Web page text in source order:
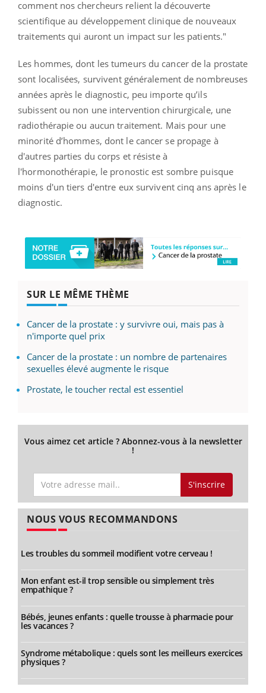
comment nos chercheurs relient la découverte
scientifique au développement clinique de nouveaux
traitements qui auront un impact sur les patients."
Les hommes, dont les tumeurs du cancer de la prostate
sont localisées, survivent généralement de nombreuses
années après le diagnostic, peu importe qu’ils
subissent ou non une intervention chirurgicale, une
radiothérapie ou aucun traitement. Mais pour une
minorité d’hommes, dont le cancer se propage à
d'autres parties du corps et résiste à
l'hormonothérapie, le pronostic est sombre puisque
moins d'un tiers d'entre eux survivent cinq ans après le
diagnostic.
SUR LE MÊME THÈME
Cancer de la prostate : y survivre oui, mais pas à
n'importe quel prix
Cancer de la prostate : un nombre de partenaires
sexuelles élevé augmente le risque
Prostate, le toucher rectal est essentiel
Vous aimez cet article ? Abonnez-vous à la newsletter
!
S'inscrire
NOUS VOUS RECOMMANDONS
Les troubles du sommeil modifient votre cerveau !
Mon enfant est-il trop sensible ou simplement très
empathique ?
Bébés, jeunes enfants : quelle trousse à pharmacie pour
les vacances ?
Syndrome métabolique : quels sont les meilleurs exercices
physiques ?